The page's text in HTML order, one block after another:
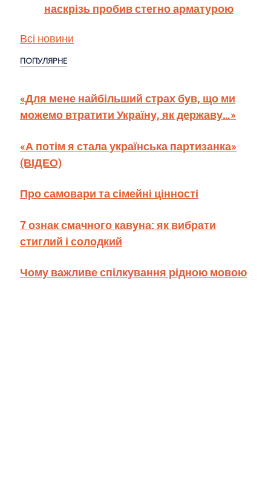
наскрізь пробив стегно арматурою
Всі новини
ПОПУЛЯРНЕ
«Для мене найбільший страх був, що ми
можемо втратити Україну, як державу…»
«А потім я стала українська партизанка»
(ВІДЕО)
Про самовари та сімейні цінності
7 ознак смачного кавуна: як вибрати
стиглий і солодкий
Чому важливе спілкування рідною мовою